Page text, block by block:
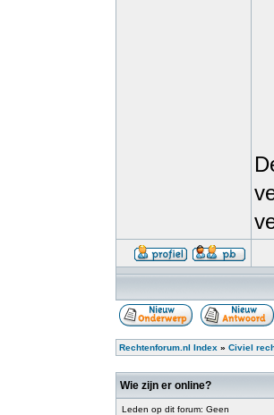
Rechtenforum.nl Index » Civiel
Wie zijn er online?
Leden op dit forum: Geen